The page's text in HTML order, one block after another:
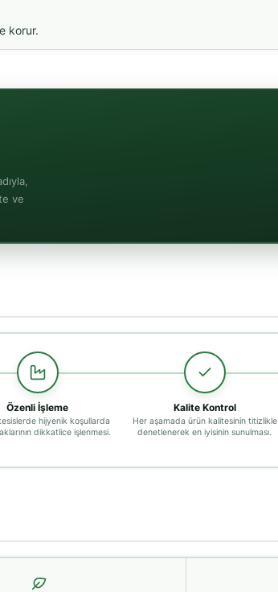
korur.
ve
Özenli İşleme
hijyenik koşullarda
dikkatlice işlenmesi.
Kalite Kontrol
Her aşamada ürün kalitesinin titizlikle
denetlenerek en iyisinin sunulması.